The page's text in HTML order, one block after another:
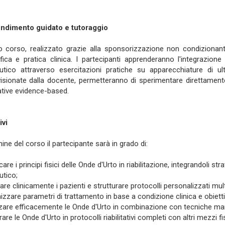
guidato e tutoraggio
corso, realizzato grazie alla sponsorizzazione non
e pratica clinica. I partecipanti apprenderanno
attraverso esercitazioni pratiche su apparecchiature di
dalla docente, permetteranno di sperimentare
evidence-based.
del corso il partecipante sarà in grado di:
i principi fisici delle Onde d'Urto in riabilitazione, integrandoli
clinicamente i pazienti e strutturare protocolli personalizzati
parametri di trattamento in base a condizione clinica e
efficacemente le Onde d'Urto in combinazione con tecniche
le Onde d'Urto in protocolli riabilitativi completi con altri mezzi